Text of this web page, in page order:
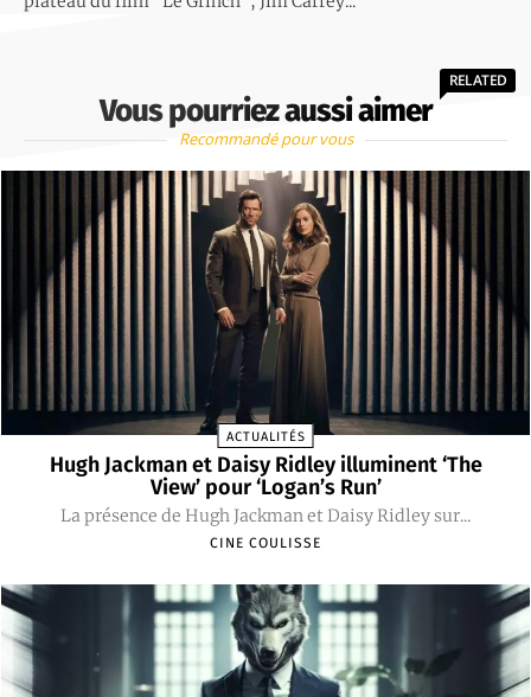
Vous pourriez aussi aimer
RELATED
Recommandé pour vous
ACTUALITÉS
Hugh Jackman et Daisy Ridley illuminent ‘The
View’ pour ‘Logan’s Run’
La présence de Hugh Jackman et Daisy Ridley sur...
CINE COULISSE